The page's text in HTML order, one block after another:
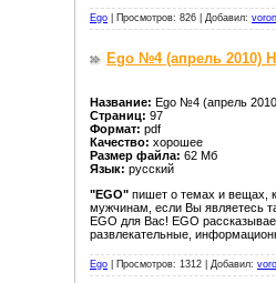
Ego Просмотров: 826 | Добавил: voron
Ego №4 (апрель 2010)
Название: Ego №4 (апрель
Страниц: 97
Формат: pdf
Качество: хорошее
Размер файла: 62 Мб
Язык: русский
"EGO" пишет о темах и вещах,
мужчинам, если Вы являетесь
EGO для Вас! EGO
развлекательные,
Ego Просмотров: 1312 | Добавил: